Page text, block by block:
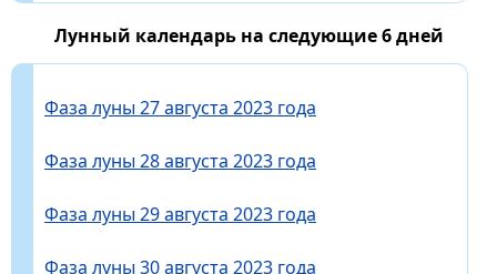
Лунный календарь на следующие 6 дней
Фаза луны 27 августа 2023 года
Фаза луны 28 августа 2023 года
Фаза луны 29 августа 2023 года
Фаза луны 30 августа 2023 года